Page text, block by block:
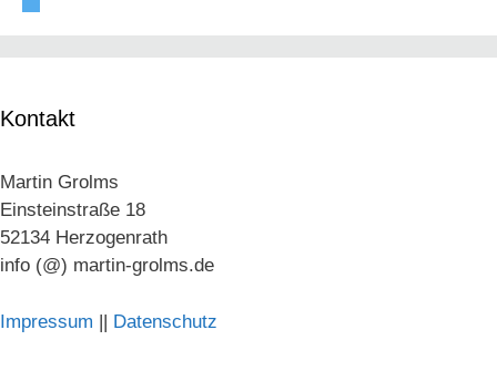
Kontakt
Martin Grolms
Einsteinstraße 18
52134 Herzogenrath
info (@) martin-grolms.de
Impressum || Datenschutz